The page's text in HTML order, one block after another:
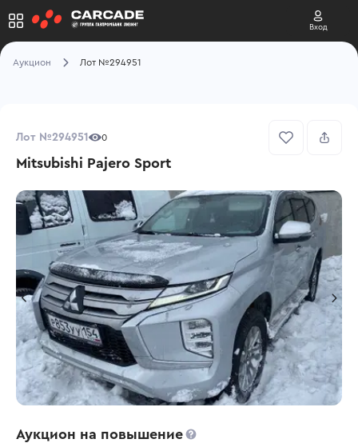
Вход
Аукцион Лот №294951
Лот №294951 0
Mitsubishi Pajero Sport
Аукцион на повышение